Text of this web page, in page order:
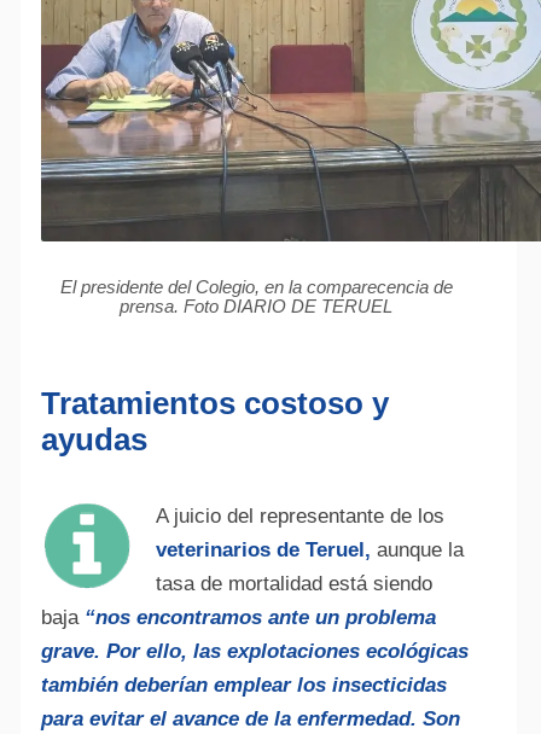
El presidente del Colegio, en la comparecencia de
prensa. Foto DIARIO DE TERUEL
Tratamientos costoso y
ayudas
A juicio del representante de los
veterinarios de Teruel, aunque la
tasa de mortalidad está siendo
baja “nos encontramos ante un problema
grave. Por ello, las explotaciones ecológicas
también deberían emplear los insecticidas
para evitar el avance de la enfermedad. Son